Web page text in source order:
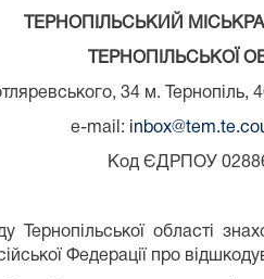
ТЕРНОПІЛЬСЬКИЙ
ТЕРНОПІЛЬСЬКОЇ
34 м. Тернопіль,
е-mail:
Код ЄДРПОУ
Тернопільської області
Федерації про